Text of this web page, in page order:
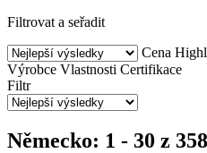
Filtrovat a seřadit
Cena
Výrobce Vlastnosti Certifikace
Filtr
Německo: 1 - 30 z